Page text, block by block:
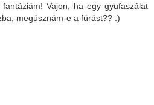
Vajon, ha egy gyufaszálat
megúsznám-e a fúrást?? :)